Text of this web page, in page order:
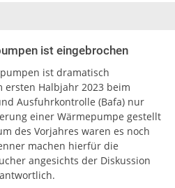
ist eingebrochen
ist dramatisch
ersten Halbjahr 2023 beim
Ausfuhrkontrolle (Bafa) nur
einer Wärmepumpe gestellt
des Vorjahres waren es noch
machen hierfür die
angesichts der Diskussion